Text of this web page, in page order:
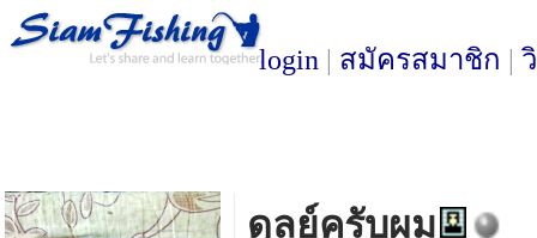
login | สมัครสมาชิก |
ดุลย์ครับผม